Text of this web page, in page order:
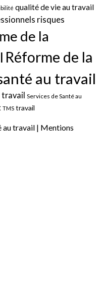
qualité de vie au travail
risques
de la
Réforme de la
au travail
Services de Santé au
TMS travail
au travail | Mentions